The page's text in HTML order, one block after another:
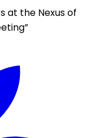
at the Nexus of